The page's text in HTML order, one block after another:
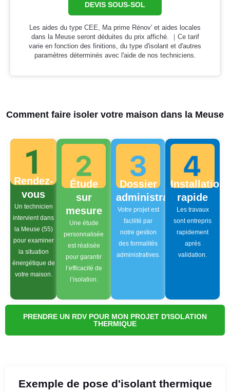
DEVIS SOUS-SOL
Les aides du type CEE, Ma prime Rénov' et aides locales
dans la Meuse seront déduites du prix affiché. ｜Ce tarif
varie en fonction des finitions, du type d'isolant et d'autres
paramètres déterminés avec l'aide de nos techniciens.
Comment faire isoler votre maison dans la Meuse
Rendez-
vous
Un technicien
intervient dans
la Meuse (55)
pour examiner
la situation
énergétique de
votre maison.
Étude
sur
mesure
Une étude
personnalisée
est réalisée
pour garantir
l’efficacité de
l’isolation.
Dossier
administratif
Votre projet est
facilité par
notre gestion
des formalités
administratives.
Installation
rapide
Les travaux
sont entrepris
rapidement
après
validation.
PRENDRE UN RDV POUR MON PROJET D'ISOLATION
THERMIQUE
Exemple de pose d'isolant thermique